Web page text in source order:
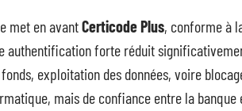
met en avantCerticode Plus, conforme à
authentification forte réduit
exploitation des données, voire
mais de confiance entre la